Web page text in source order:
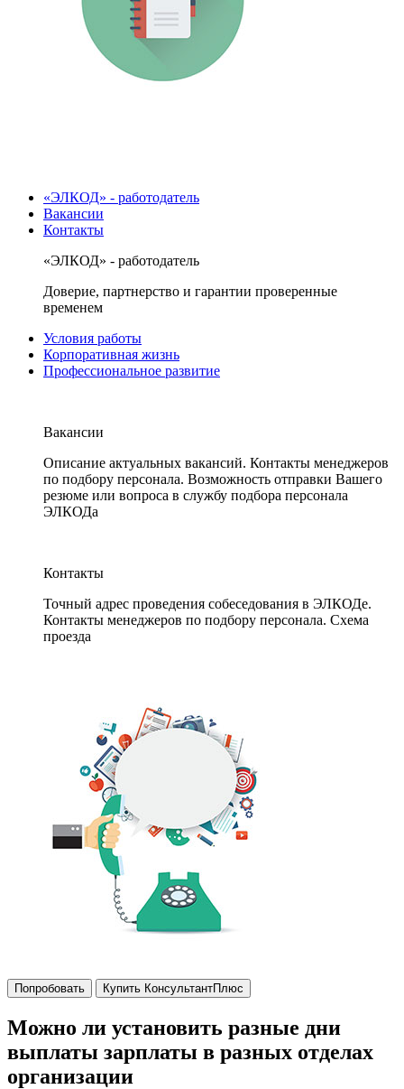
«ЭЛКОД» - работодатель
Вакансии
Контакты
«ЭЛКОД» - работодатель
Доверие, партнерство и гарантии проверенные
временем
Условия работы
Корпоративная жизнь
Профессиональное развитие
Вакансии
Описание актуальных вакансий. Контакты менеджеров
по подбору персонала. Возможность отправки Вашего
резюме или вопроса в службу подбора персонала
ЭЛКОДа
Контакты
Точный адрес проведения собеседования в ЭЛКОДе.
Контакты менеджеров по подбору персонала. Схема
проезда
Попробовать Купить КонсультантПлюс
Можно ли установить разные дни
выплаты зарплаты в разных отделах
организации